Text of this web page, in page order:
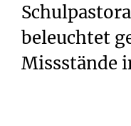
beleuchtet
Missstände